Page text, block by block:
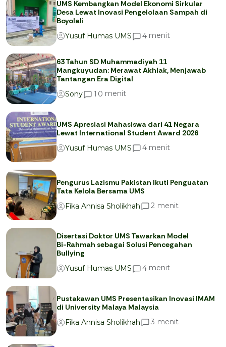
UMS Kembangkan Model Ekonomi Sirkular
Desa Lewat Inovasi Pengelolaan Sampah di
Boyolali
Yusuf Humas UMS
4 menit
63 Tahun SD Muhammadiyah 11
Mangkuyudan: Merawat Akhlak, Menjawab
Tantangan Era Digital
Sony
1 0 menit
UMS Apresiasi Mahasiswa dari 41 Negara
Lewat International Student Award 2026
Yusuf Humas UMS
4 menit
Pengurus Lazismu Pakistan Ikuti Penguatan
Tata Kelola Bersama UMS
Fika Annisa Sholikhah
2 menit
Disertasi Doktor UMS Tawarkan Model
Bi-Rahmah sebagai Solusi Pencegahan
Bullying
Yusuf Humas UMS
4 menit
Pustakawan UMS Presentasikan Inovasi IMAM
di University Malaya Malaysia
Fika Annisa Sholikhah
3 menit